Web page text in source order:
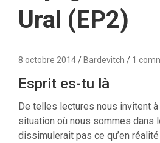
Ural (EP2)
8 octobre 2014 Bardevitch 1
Esprit es-tu là
De telles lectures nous invitent
situation où nous sommes dans
dissimulerait pas ce qu’en